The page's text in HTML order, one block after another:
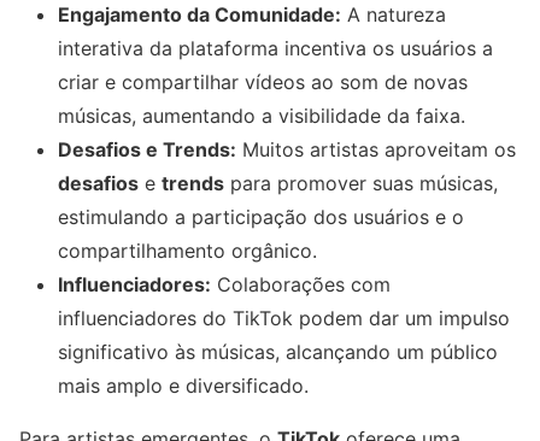
Engajamento da Comunidade: A natureza
interativa da plataforma incentiva os usuários a
criar e compartilhar vídeos ao som de novas
músicas, aumentando a visibilidade da faixa.
Desafios e Trends: Muitos artistas aproveitam os
desafios e trends para promover suas músicas,
estimulando a participação dos usuários e o
compartilhamento orgânico.
Influenciadores: Colaborações com
influenciadores do TikTok podem dar um impulso
significativo às músicas, alcançando um público
mais amplo e diversificado.